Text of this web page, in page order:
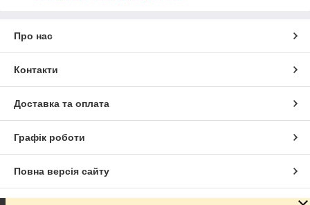
Про нас
Контакти
Доставка та оплата
Графік роботи
Повна версія сайту